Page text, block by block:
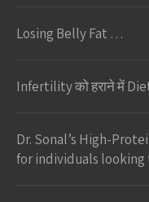
Losing Belly Fat
Infertility को हराने में
Dr. Sonal’s High-
for individuals